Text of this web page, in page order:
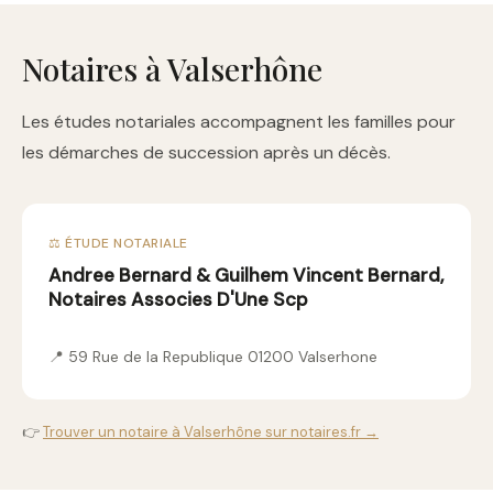
Notaires à Valserhône
Les études notariales accompagnent les familles pour
les démarches de succession après un décès.
⚖️ ÉTUDE NOTARIALE
Andree Bernard & Guilhem Vincent Bernard,
Notaires Associes D'Une Scp
📍 59 Rue de la Republique 01200 Valserhone
👉Trouver un notaire à Valserhône sur notaires.fr →